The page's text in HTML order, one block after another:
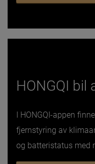
HONGQI bil
I HONGQI-appen
fjernstyring av
og batteristatus med